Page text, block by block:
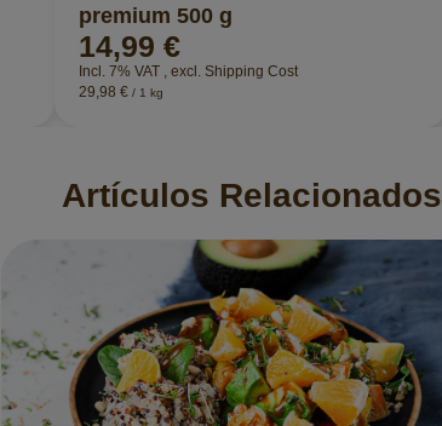
premium 500 g
14,99 €
Incl. 7% VAT , excl. Shipping Cost
29,98 € / 1 kg
Artículos Relacionados